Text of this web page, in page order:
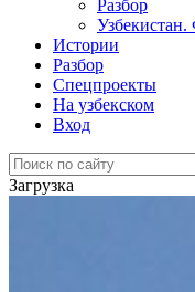
Разбор
Истории
Разбор
Спецпроекты
На узбекском
Вход
Загрузка